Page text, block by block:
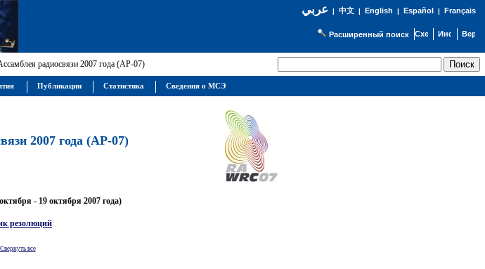
عربي| 中文| English | Español | Français
Расширенный поиск
радиосвязи 2007 года (АР-07)
2007 года (АР-07)
- 19 октября 2007 года)
резолюций
Свернуть все
Публикации Статистика Сведения о МСЭ